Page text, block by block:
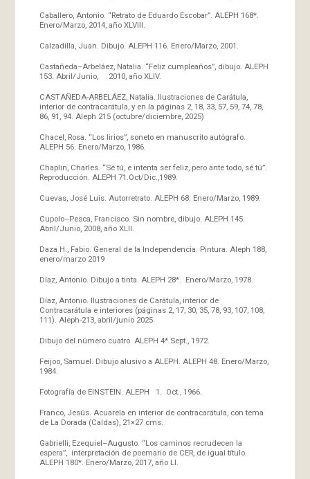
Caballero, Antonio. “Retrato de Eduardo Escobar”. ALEPH 168*.
Enero/Marzo, 2014, año XLVIII.
Calzadilla, Juan. Dibujo. ALEPH 116. Enero/Marzo, 2001.
Castañeda–Arbeláez, Natalia. “Feliz cumpleaños”, dibujo. ALEPH
153. Abril/Junio, 2010, año XLIV.
CASTAÑEDA-ARBELÁEZ, Natalia. Ilustraciones de Carátula,
interior de contracarátula, y en la páginas 2, 18, 33, 57, 59, 74, 78,
86, 91, 94. Aleph 215 (octubre/diciembre, 2025)
Chacel, Rosa. “Los lirios”, soneto en manuscrito autógrafo.
ALEPH 56. Enero/Marzo, 1986.
Chaplin, Charles. “Sé tú, e intenta ser feliz, pero ante todo, sé tú”.
Reproducción. ALEPH 71.Oct/Dic.,1989.
Cuevas, José Luis. Autorretrato. ALEPH 68. Enero/Marzo, 1989.
Cupolo–Pesca, Francisco. Sin nombre, dibujo. ALEPH 145.
Abril/Junio, 2008, año XLII.
Daza H., Fabio. General de la Independencia. Pintura. Aleph 188,
enero/marzo 2019
Díaz, Antonio. Dibujo a tinta. ALEPH 28*. Enero/Marzo, 1978.
Díaz, Antonio. Ilustraciones de Carátula, interior de
Contracarátula e interiores (páginas 2, 17, 30, 35, 78, 93, 107, 108,
111). Aleph-213, abril/junio 2025
Dibujo del número cuatro. ALEPH 4*.Sept., 1972.
Feijoo, Samuel. Dibujo alusivo a ALEPH. ALEPH 48. Enero/Marzo,
1984.
Fotografía de EINSTEIN. ALEPH 1. Oct., 1966.
Franco, Jesús. Acuarela en interior de contracarátula, con tema
de La Dorada (Caldas), 21×27 cms.
Gabrielli, Ezequiel–Augusto. “Los caminos recrudecen la
espera”, interpretación de poemario de CER, de igual título.
ALEPH 180*. Enero/Marzo, 2017, año LI.